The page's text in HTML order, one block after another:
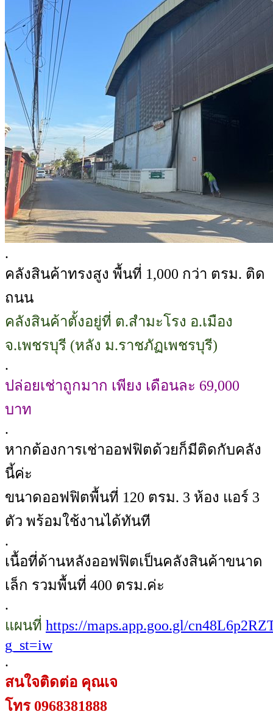
.
คลังสินค้าทรงสูง พื้นที่ 1,000 กว่า ตรม. ติด
ถนน
คลังสินค้าตั้งอยู่ที่ ต.สำมะโรง อ.เมือง
จ.เพชรบุรี (หลัง ม.ราชภัฏเพชรบุรี)
.
ปล่อยเช่าถูกมาก เพียง เดือนละ 69,000
บาท
.
หากต้องการเช่าออฟฟิตด้วยก็มีติดกับคลัง
นี้ค่ะ
ขนาดออฟฟิตพื้นที่ 120 ตรม. 3 ห้อง แอร์ 3
ตัว พร้อมใช้งานได้ทันที
.
เนื้อที่ด้านหลังออฟฟิตเป็นคลังสินค้าขนาด
เล็ก รวมพื้นที่ 400 ตรม.ค่ะ
.
แผนที่ https://maps.app.goo.gl/
g_st=iw
.
สนใจติดต่อ คุณเจ
โทร 0968381888